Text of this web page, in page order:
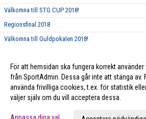
Välkomna till STG CUP 2018!
Regionsfinal 2018
Välkomna till Guldpokalen 2018!
I Love STG
För att hemsidan ska fungera korrekt
från SportAdmin. Dessa går inte att stänga av.
använda frivilliga cookies, t.ex. för statistik
väljer själv om du vill acceptera dessa.
Anpassa dina val